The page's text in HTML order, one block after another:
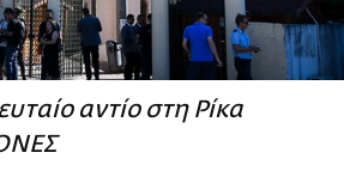
αντίο στη Ρίκα